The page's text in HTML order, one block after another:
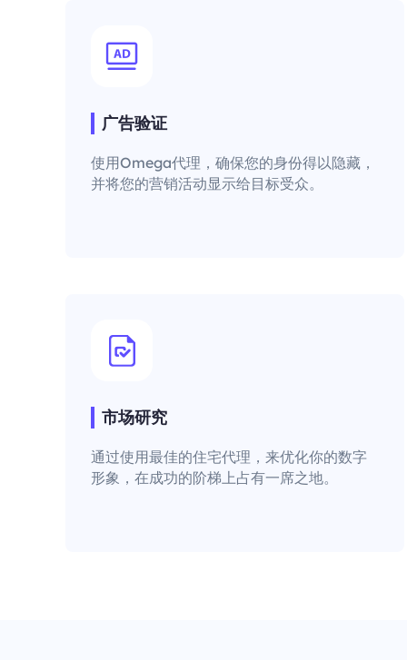
广告验证
使用Omega代理，确保您的身份得以隐藏，
并将您的营销活动显示给目标受众。
市场研究
通过使用最佳的住宅代理，来优化你的数字
形象，在成功的阶梯上占有一席之地。